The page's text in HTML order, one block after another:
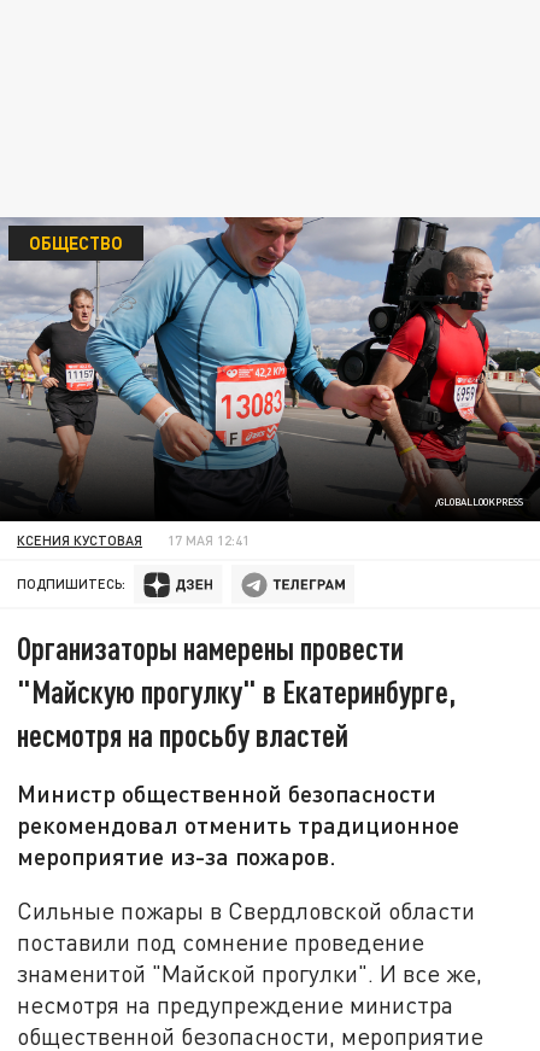
/GLOBALLOOKPRESS
ОБЩЕСТВО
КСЕНИЯ КУСТОВАЯ 17 МАЯ 12:41
ПОДПИШИТЕСЬ:
Организаторы намерены провести
"Майскую прогулку" в Екатеринбурге,
несмотря на просьбу властей
Министр общественной безопасности
рекомендовал отменить традиционное
мероприятие из-за пожаров.
Сильные пожары в Свердловской области
поставили под сомнение проведение
знаменитой "Майской прогулки". И все же,
несмотря на предупреждение министра
общественной безопасности, мероприятие